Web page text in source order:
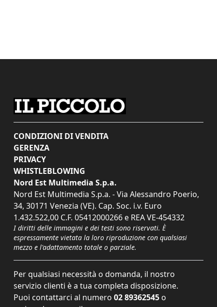
CONDIZIONI DI VENDITA
GERENZA
PRIVACY
WHISTLEBLOWING
Nord Est Multimedia S.p.a.
Nord Est Multimedia S.p.a. - Via Alessandro Poerio,
34, 30171 Venezia (VE). Cap. Soc. i.v. Euro
1.432.522,00 C.F. 05412000266 e REA VE-454332
I diritti delle immagini e dei testi sono riservati. È
espressamente vietata la loro riproduzione con qualsiasi
mezzo e l'adattamento totale o parziale.
Per qualsiasi necessità o domanda, il nostro
servizio clienti è a tua completa disposizione.
Puoi contattarci al numero 02 89362545 o